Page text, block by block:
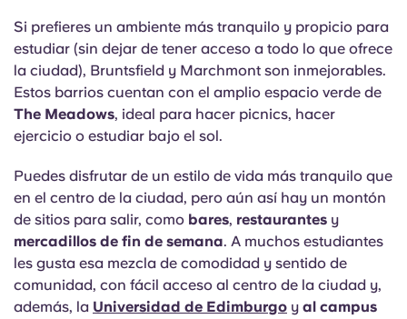
Si prefieres un ambiente más tranquilo y propicio para
estudiar (sin dejar de tener acceso a todo lo que ofrece
la ciudad), Bruntsfield y Marchmont son inmejorables.
Estos barrios cuentan con el amplio espacio verde de
The Meadows, ideal para hacer picnics, hacer
ejercicio o estudiar bajo el sol.
Puedes disfrutar de un estilo de vida más tranquilo que
en el centro de la ciudad, pero aún así hay un montón
de sitios para salir, como bares, restaurantes y
mercadillos de fin de semana. A muchos estudiantes
les gusta esa mezcla de comodidad y sentido de
comunidad, con fácil acceso al centro de la ciudad y,
además, la Universidad de Edimburgo y al campus